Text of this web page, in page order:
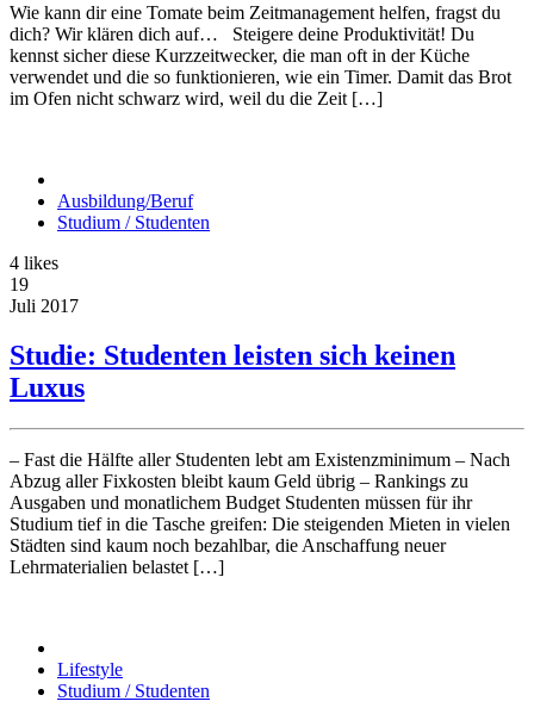
Wie kann dir eine Tomate beim Zeitmanagement helfen, fragst du
dich? Wir klären dich auf… Steigere deine Produktivität! Du
kennst sicher diese Kurzzeitwecker, die man oft in der Küche
verwendet und die so funktionieren, wie ein Timer. Damit das Brot
im Ofen nicht schwarz wird, weil du die Zeit […]
Ausbildung/Beruf
Studium / Studenten
4 likes
19
Juli 2017
Studie: Studenten leisten sich keinen
Luxus
– Fast die Hälfte aller Studenten lebt am Existenzminimum – Nach
Abzug aller Fixkosten bleibt kaum Geld übrig – Rankings zu
Ausgaben und monatlichem Budget Studenten müssen für ihr
Studium tief in die Tasche greifen: Die steigenden Mieten in vielen
Städten sind kaum noch bezahlbar, die Anschaffung neuer
Lehrmaterialien belastet […]
Lifestyle
Studium / Studenten